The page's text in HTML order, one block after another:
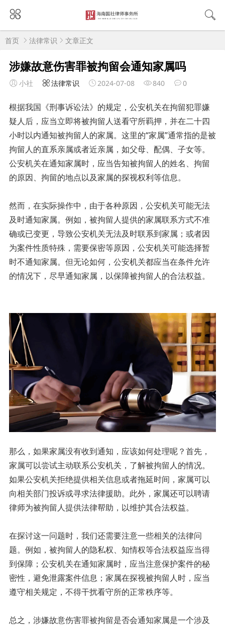
首页 法律常识 文章正文
涉嫌故意伤害罪被拘留会通知家属吗
小社 法律常识 2024-07-08 840 0
根据我国《刑事诉讼法》的规定，公安机关在拘留犯罪嫌
疑人后，应当立即将被拘留人送看守所羁押，并在二十四
小时以内通知被拘留人的家属。这里的“家属”通常指的是被
拘留人的直系亲属或者近亲属，如父母、配偶、子女等。
公安机关在通知家属时，应当告知被拘留人的姓名、拘留
的原因、拘留的地点以及家属的探视权利等信息。
然而，在实际操作中，由于各种原因，公安机关可能无法
及时通知家属。例如，被拘留人提供的家属联系方式不准
确或已变更，导致公安机关无法及时联系到家属；或者因
为案件性质特殊，需要保密等原因，公安机关可能选择暂
时不通知家属。但无论如何，公安机关都应当在条件允许
的情况下，尽早通知家属，以保障被拘留人的合法权益。
那么，如果家属没有收到通知，应该如何处理呢？首先，
家属可以尝试主动联系公安机关，了解被拘留人的情况。
如果公安机关拒绝提供相关信息或者拖延时间，家属可以
向相关部门投诉或寻求法律援助。此外，家属还可以聘请
律师为被拘留人提供法律帮助，以维护其合法权益。
在探讨这一问题时，我们还需要注意一些相关的法律问
题。例如，被拘留人的隐私权、知情权等合法权益应当得
到保障；公安机关在通知家属时，应当注意保护案件的秘
密性，避免泄露案件信息；家属在探视被拘留人时，应当
遵守相关规定，不得干扰看守所的正常秩序等。
总之，涉嫌故意伤害罪被拘留是否会通知家属是一个涉及